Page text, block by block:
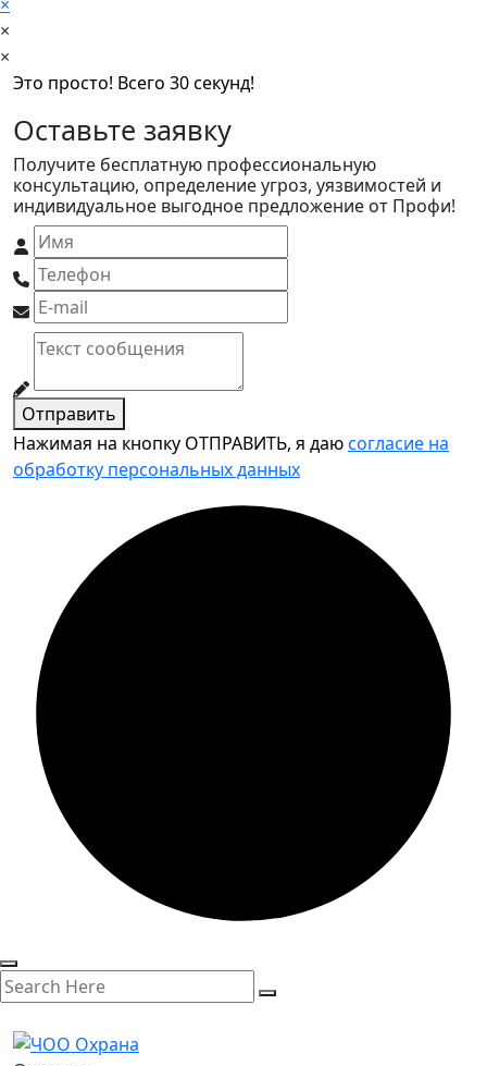
×
×
Это просто! Всего 30 секунд!
Оставьте заявку
Получите бесплатную профессиональную
консультацию, определение угроз, уязвимостей и
индивидуальное выгодное предложение от Профи!
Отправить
Нажимая на кнопку ОТПРАВИТЬ, я даюсогласие на
обработку персональных данных